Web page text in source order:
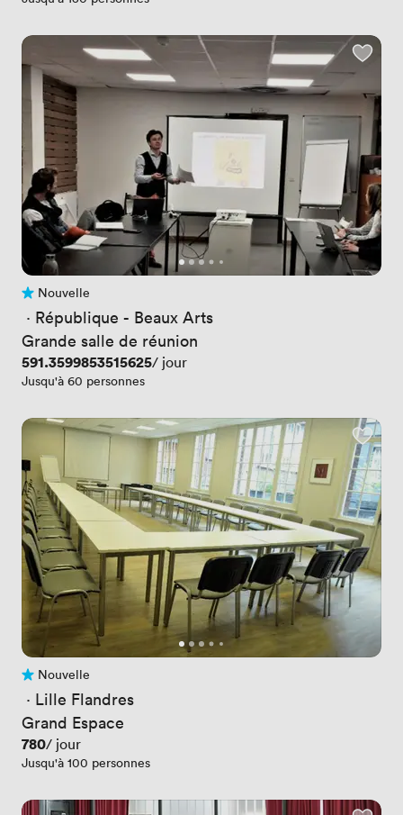
Pas encore d'avis
Nouvelle
· République - Beaux Arts
Grande salle de réunion
Prix
591.3599853515625/ jour
Jusqu'à 60 personnes
Pas encore d'avis
Nouvelle
· Lille Flandres
Grand Espace
Prix
780/ jour
Jusqu'à 100 personnes